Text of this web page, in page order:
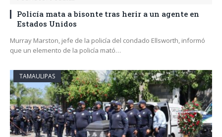
Policía mata a bisonte tras herir a un agente en
Estados Unidos
Murray Marston, jefe de la policía del condado Ellsworth, informó
que un elemento de la policía mató…
TAMAULIPAS